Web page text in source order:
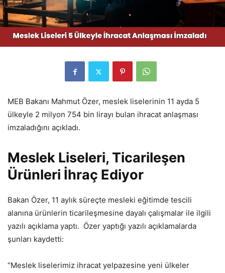
MEB Bakanı Mahmut Özer, meslek liselerinin 11 ayda 5
ülkeyle 2 milyon 754 bin lirayı bulan ihracat anlaşması
imzaladığını açıkladı.
Meslek Liseleri, Ticarileşen
Ürünleri İhraç Ediyor
Bakan Özer, 11 aylık süreçte mesleki eğitimde tescili
alanına ürünlerin ticarileşmesine dayalı çalışmalar ile ilgili
yazılı açıklama yaptı. Özer yaptığı yazılı açıklamalarda
şunları kaydetti:
“Meslek liselerimiz ihracat yelpazesine yeni ülkeler